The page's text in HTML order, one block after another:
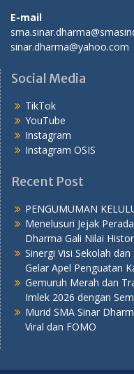
E-mail
sinar.dharma@yahoo.com
Social Media
TikTok
YouTube
Instagram
Instagram OSIS
Recent Post
PENGUMUMAN
Menelusuri Jejak
Dharma Gali Nilai
Sinergi Visi Sekolah
Gelar Apel Penguatan
Gemuruh Merah dan
Imlek 2026 dengan
Murid SMA Sinar
Viral dan FOMO